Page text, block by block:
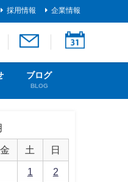
採用情報 企業情報
ブログ
BLOG
金 土 日
1 2